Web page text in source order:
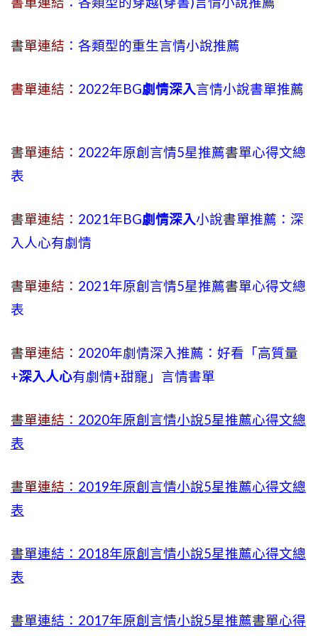
書單連結 ：各類型的重生言情小說推薦
書單連結： 2022年BG劇情深入言情小說書單推薦
書單連結： 2022年原創言情5星推薦書單心得文總
表
書單連結： 2021年BG劇情深入小說書單推薦：深
入人心有劇情
書單連結： 2021年原創言情5星推薦書單心得文總
表
書單連結： 2020年劇情深入推薦：好看「高質量
+深入人心有劇情+甜寵」言情書單
書單連結： 2020年原創言情小說5星推薦心得文總
表
書單連結： 2019年原創言情小說5星推薦心得文總
表
書單連結：2018年原創言情小說5星推薦心得文總
表
書單連結：2017年原創言情小說5星推薦書單心得